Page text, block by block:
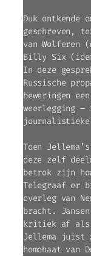
Duk ontkende
geschreven,
van Wolferen
Billy Six
In deze
Russische
beweringen
weerlegging
journalistieke
Toen
deze zelf
betrok zijn
Telegraaf er
overleg van
bracht.
kritiek af als
Jellema juist
homohaat van